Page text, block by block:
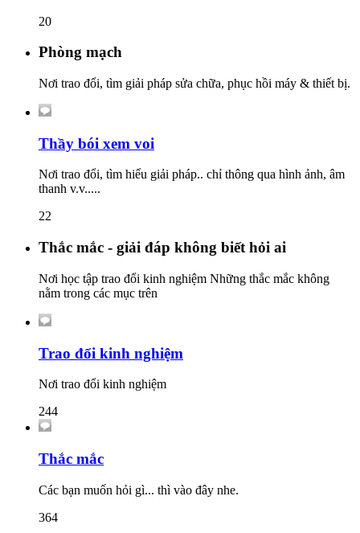
20
Phòng mạch
Nơi trao đổi, tìm giải pháp sửa chữa, phục hồi máy & thiết bị.
Thầy bói xem voi
Nơi trao đổi, tìm hiểu giải pháp.. chỉ thông qua hình ảnh, âm
thanh v.v.....
22
Thắc mắc - giải đáp không biết hỏi ai
Nơi học tập trao đổi kinh nghiệm Những thắc mắc không
nằm trong các mục trên
Trao đổi kinh nghiệm
Nơi trao đổi kinh nghiệm
244
Thắc mắc
Các bạn muốn hỏi gì... thì vào đây nhe.
364